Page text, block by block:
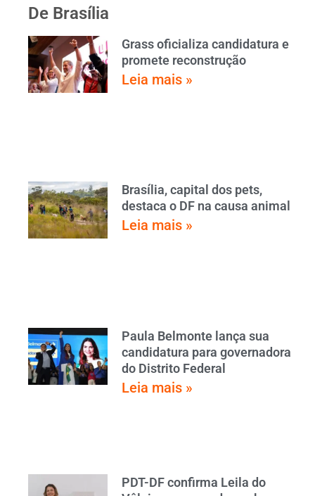
De Brasília
Grass oficializa candidatura e
promete reconstrução
Leia mais »
Brasília, capital dos pets,
destaca o DF na causa animal
Leia mais »
Paula Belmonte lança sua
candidatura para governadora
do Distrito Federal
Leia mais »
PDT-DF confirma Leila do